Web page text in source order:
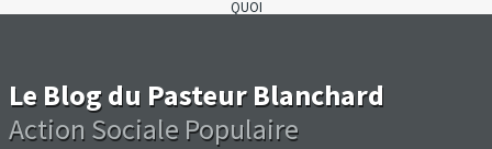
QUOI
Le Blog du Pasteur Blanchard
Action Sociale Populaire